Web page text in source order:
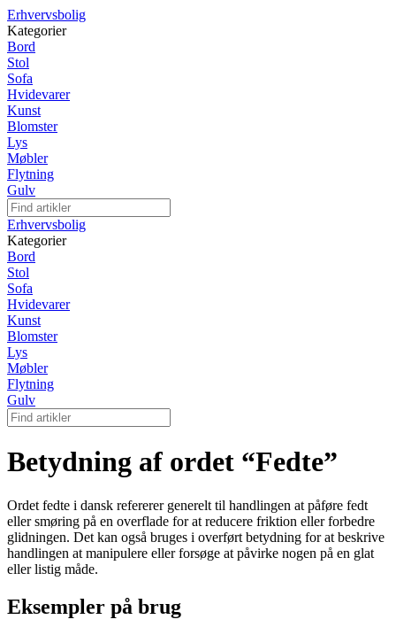
Erhvervsbolig
Kategorier
Bord
Stol
Sofa
Hvidevarer
Kunst
Blomster
Lys
Møbler
Flytning
Gulv
Erhvervsbolig
Kategorier
Bord
Stol
Sofa
Hvidevarer
Kunst
Blomster
Lys
Møbler
Flytning
Gulv
Betydning af ordet “Fedte”
Ordet fedte i dansk refererer generelt til handlingen at påføre fedt
eller smøring på en overflade for at reducere friktion eller forbedre
glidningen. Det kan også bruges i overført betydning for at beskrive
handlingen at manipulere eller forsøge at påvirke nogen på en glat
eller listig måde.
Eksempler på brug